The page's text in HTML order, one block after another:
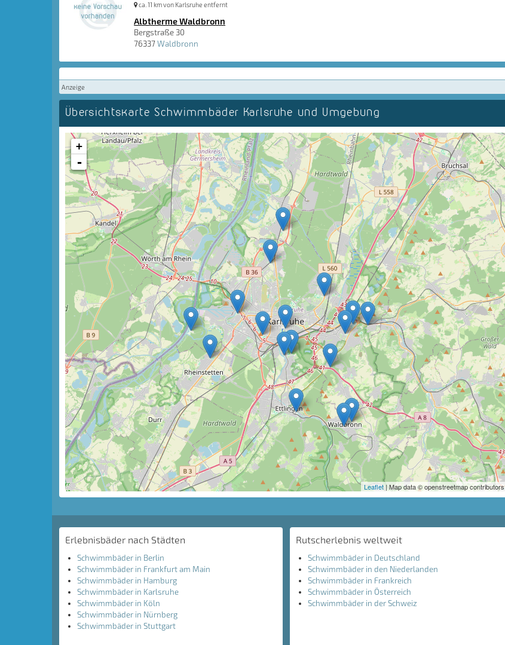
ca. 11 km von Karlsruhe entfernt
Albtherme Waldbronn
Bergstraße 30
76337Waldbronn
Anzeige
Übersichtskarte Schwimmbäder Karlsruhe und Umgebung
+
-
Leaflet| Map data © openstreetmap contributors
Erlebnisbäder nach Städten
Schwimmbäder in Berlin
Schwimmbäder in Frankfurt am Main
Schwimmbäder in Hamburg
Schwimmbäder in Karlsruhe
Schwimmbäder in Köln
Schwimmbäder in Nürnberg
Schwimmbäder in Stuttgart
Rutscherlebnis weltweit
Schwimmbäder in Deutschland
Schwimmbäder in den Niederlanden
Schwimmbäder in Frankreich
Schwimmbäder in Österreich
Schwimmbäder in der Schweiz